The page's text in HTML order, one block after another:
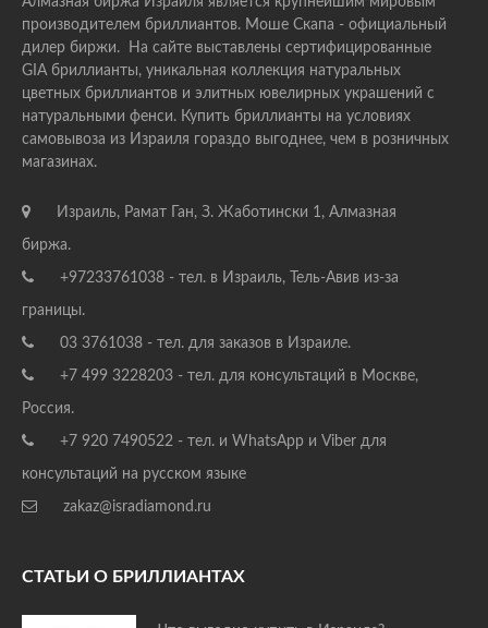
производителем бриллиантов. Моше Скапа - официальный
дилер биржи. На сайте выставлены сертифицированные
GIA бриллианты, уникальная коллекция натуральных
цветных бриллиантов и элитных ювелирных украшений с
натуральными фенси. Купить бриллианты на условиях
самовывоза из Израиля гораздо выгоднее, чем в розничных
магазинах.
Израиль, Рамат Ган, З. Жаботински 1, Алмазная
биржа.
+97233761038 - тел. в Израиль, Тель-Авив из-за
границы.
03 3761038 - тел. для заказов в Израиле.
+7 499 3228203 - тел. для консультаций в Москве,
Россия.
+7 920 7490522 - тел. и WhatsApp и Viber для
консультаций на русском языке
zakaz@isradiamond.ru
СТАТЬИ О БРИЛЛИАНТАХ